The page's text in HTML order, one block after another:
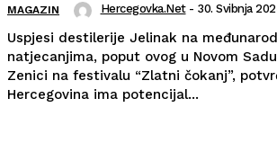
MAGAZIN Hercegovka.net - 30. Svibnja
Uspjesi destilerije Jelinak na
natjecanjima, poput ovog u Novom
Zenici na festivalu “Zlatni čokanj”,
Hercegovina ima potencijal...